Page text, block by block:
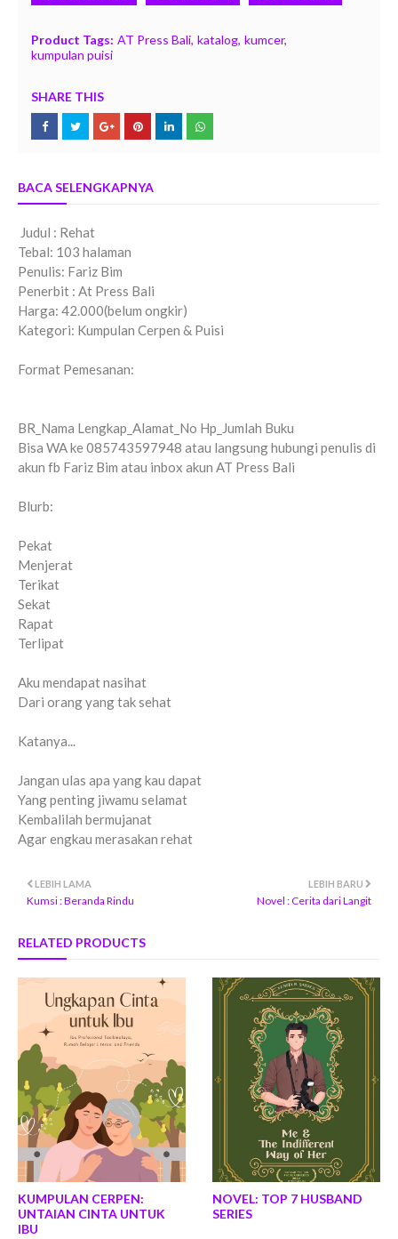
Product Tags: AT Press Bali katalog kumcer
kumpulan puisi
SHARE THIS
BACA SELENGKAPNYA
Judul : Rehat
Tebal: 103 halaman
Penulis: Fariz Bim
Penerbit : At Press Bali
Harga: 42.000(belum ongkir)
Kategori: Kumpulan Cerpen & Puisi
Format Pemesanan:
BR_Nama Lengkap_Alamat_No Hp_Jumlah Buku
Bisa WA ke 085743597948 atau langsung hubungi penulis di
akun fb Fariz Bim atau inbox akun AT Press Bali
Blurb:
Pekat
Menjerat
Terikat
Sekat
Rapat
Terlipat
Aku mendapat nasihat
Dari orang yang tak sehat
Katanya...
Jangan ulas apa yang kau dapat
Yang penting jiwamu selamat
Kembalilah bermujanat
Agar engkau merasakan rehat
LEBIH BARU
Novel : Cerita dari Langit
LEBIH LAMA
Kumsi : Beranda Rindu
RELATED PRODUCTS
KUMPULAN CERPEN:
UNTAIAN CINTA UNTUK
IBU
NOVEL: TOP 7 HUSBAND
SERIES